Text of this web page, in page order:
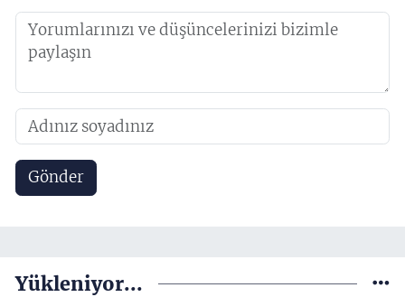
Gönder
Yükleniyor...